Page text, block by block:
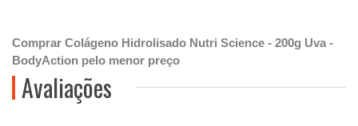
Comprar Colágeno Hidrolisado Nutri Science - 200g Uva -
BodyAction pelo menor preço
Avaliações